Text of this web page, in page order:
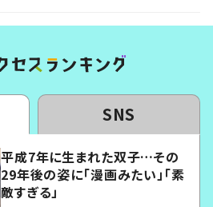
SNS
平成7年に生まれた双子…その
29年後の姿に「漫画みたい」「素
敵すぎる」